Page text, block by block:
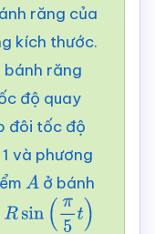
răng của
kích thước.
bánh răng
độ quay
đôi tốc độ
và phương
A ở bánh
(π5t)